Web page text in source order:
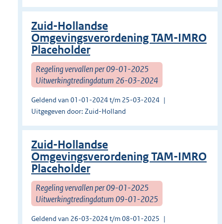
Zuid-Hollandse
Omgevingsverordening TAM-IMRO
Placeholder
Regeling vervallen per 09-01-2025
Uitwerkingtredingdatum 26-03-2024
Geldend van 01-01-2024 t/m 25-03-2024
Uitgegeven door: Zuid-Holland
Zuid-Hollandse
Omgevingsverordening TAM-IMRO
Placeholder
Regeling vervallen per 09-01-2025
Uitwerkingtredingdatum 09-01-2025
Geldend van 26-03-2024 t/m 08-01-2025